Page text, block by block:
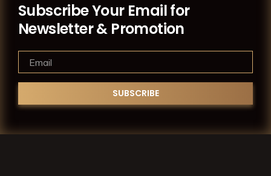
Subscribe Your Email for
Newsletter & Promotion